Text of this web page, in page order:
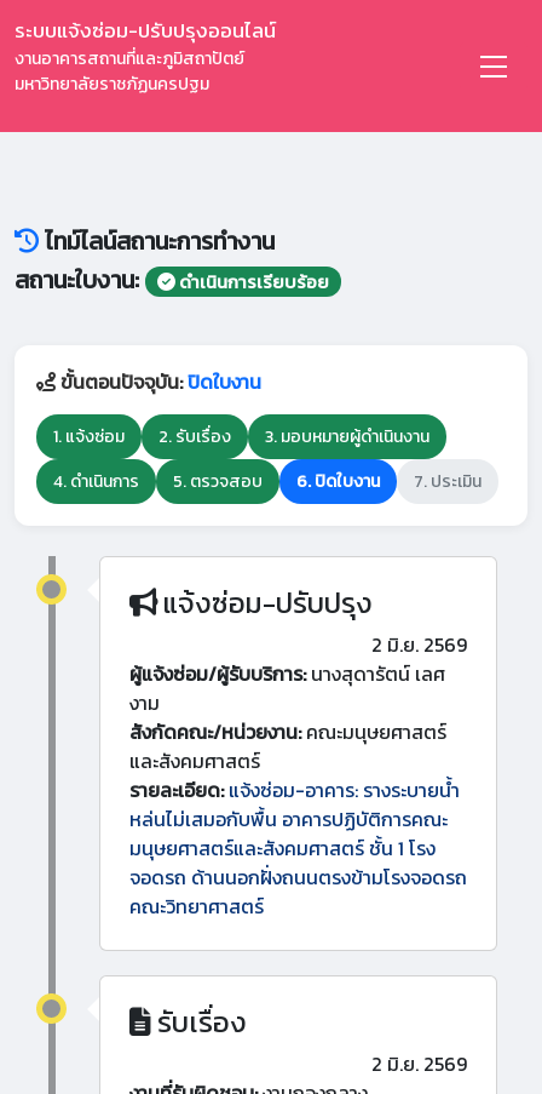
ระบบแจ้งซ่อม-ปรับปรุงออนไลน์
งานอาคารสถานที่และภูมิสถาปัตย์
มหาวิทยาลัยราชภัฏนครปฐม
ไทม์ไลน์สถานะการทำงาน
สถานะใบงาน:
ดำเนินการเรียบร้อย
ขั้นตอนปัจจุบัน:ปิดใบงาน
1. แจ้งซ่อม 2. รับเรื่อง
3. มอบหมายผู้ดำเนินงาน
4. ดำเนินการ
5. ตรวจสอบ 6. ปิดใบงาน 7. ประเมิน
แจ้งซ่อม-ปรับปรุง
2 มิ.ย. 2569
ผู้แจ้งซ่อม/ผู้รับบริการ:นางสุดารัตน์ เลศ
งาม
สังกัดคณะ/หน่วยงาน:คณะมนุษยศาสตร์
และสังคมศาสตร์
รายละเอียด: แจ้งซ่อม-อาคาร: รางระบายน้ำ
หล่นไม่เสมอกับพื้น อาคารปฏิบัติการคณะ
มนุษยศาสตร์และสังคมศาสตร์ ชั้น 1 โรง
จอดรถ ด้านนอกฝั่งถนนตรงข้ามโรงจอดรถ
คณะวิทยาศาสตร์
รับเรื่อง
2 มิ.ย. 2569